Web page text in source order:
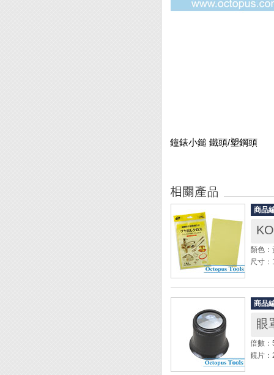
鐘錶小鎚 鐵頭/塑鋼頭
商品
顏色
尺寸
◆ 擦拭
刮傷
布上
◆ 擦
◆ 使用
鏡等
商品
眼
倍數
鏡片